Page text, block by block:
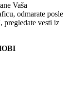
Vaša
odmarate posle
pregledate vesti iz